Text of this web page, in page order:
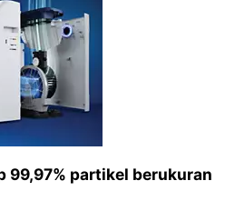
99,97% partikel berukuran